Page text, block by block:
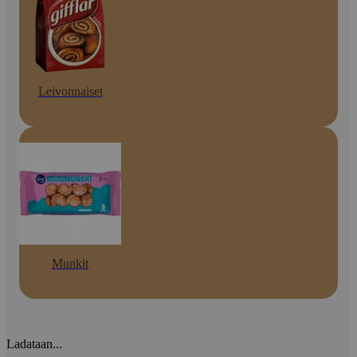
Leivonnaiset
Munkit
Ladataan...